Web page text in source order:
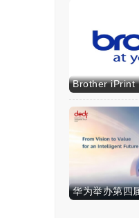
华为举办第四